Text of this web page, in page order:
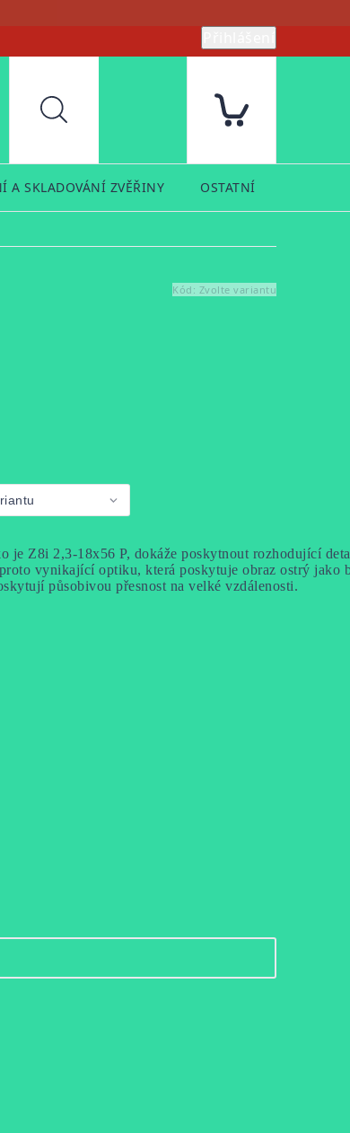
Hledat
A SKLADOVÁNÍ ZVĚŘINY OSTATNÍ
Kód: Zvolte variantu
je Z8i 2,3-18x56 P, dokáže poskytnout rozhodující
vynikající optiku, která poskytuje obraz ostrý
působivou přesnost na velké vzdálenosti.